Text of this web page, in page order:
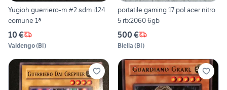
Yugioh guerriero-m #2 sdm i124
comune 1ª
10 €
Valdengo(BI)
portatile gaming 17 pol acer nitro
5 rtx2060 6gb
500 €
Biella (BI)